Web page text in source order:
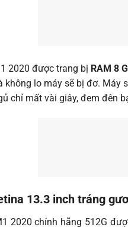
2020 được trang bị RAM 8
không lo máy sẽ bị đơ. Máy
chỉ mất vài giây, đem đên
13.3 inch tráng
2020 chính hãng 512G